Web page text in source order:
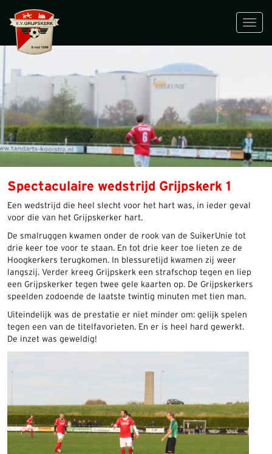
Spectaculaire wedstrijd Grijpskerk 1
Een wedstrijd die heel slecht voor het hart was, in ieder geval
voor die van het Grijpskerker hart.
De smalruggen kwamen onder de rook van de SuikerUnie tot
drie keer toe voor te staan. En tot drie keer toe lieten ze de
Hoogkerkers terugkomen. In blessuretijd kwamen zij weer
langszij. Verder kreeg Grijpskerk een strafschop tegen en liep
een Grijpskerker tegen twee gele kaarten op. De Grijpskerkers
speelden zodoende de laatste twintig minuten met tien man.
Uiteindelijk was de prestatie er niet minder om: gelijk spelen
tegen een van de titelfavorieten. En er is heel hard gewerkt.
De inzet was geweldig!